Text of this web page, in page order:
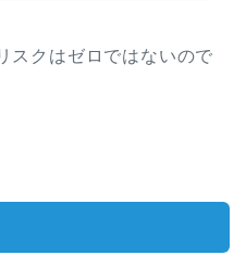
スクはゼロではないので